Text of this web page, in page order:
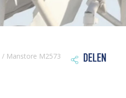
/ Manstore M2573
 DELEN